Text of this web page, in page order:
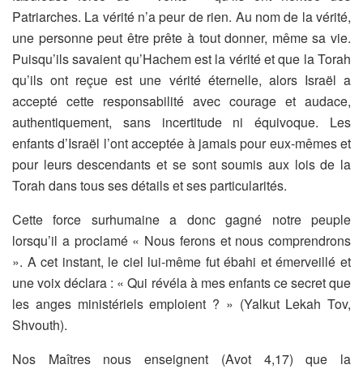
Patriarches. La vérité n’a peur de rien. Au nom de la vérité,
une personne peut être prête à tout donner, même sa vie.
Puisqu’ils savaient qu’Hachem est la vérité et que laTorah
qu’ils ont reçue est une vérité éternelle, alors Israël a
accepté cette responsabilité avec courage et audace,
authentiquement, sans incertitude niéquivoque. Les
enfants d’Israël l’ont acceptée à jamais pour eux-mêmes et
pour leurs descendants et se sont soumis aux lois de la
Torah dans tous ses détails etses particularités.
Cette force surhumaine a donc gagné notre peuple
lorsqu’il a proclamé « Nous ferons et nous comprendrons
». A cet instant, le ciel lui-même fut ébahi etémerveillé et
une voix déclara : « Qui révéla à mes enfants ce secret que
les anges ministériels emploient ? » (Yalkut Lekah Tov,
Shvouth).
Nos Maîtres nous enseignent (Avot 4,17) que la